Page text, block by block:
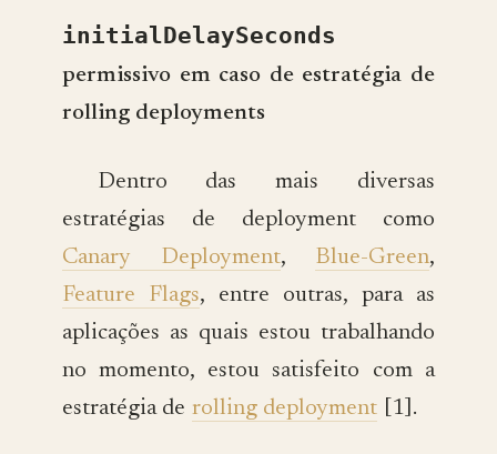
initialDelaySeconds
permissivo em caso de estratégia de
rolling deployments
Dentro das mais diversas
estratégias de deployment como
Canary Deployment, Blue-Green,
Feature Flags, entre outras, para as
aplicações as quais estou trabalhando
no momento, estou satisfeito com a
estratégia de rolling deployment [1].